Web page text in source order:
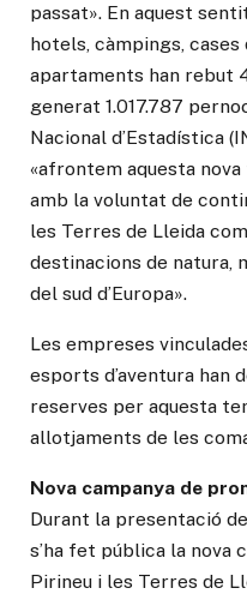
passat». En aquest
hotels, càmpings,
apartaments han rebut
generat 1.017.787
Nacional d’Estadística
«afrontem aquesta
amb la voluntat de
les Terres de Lleida
destinacions de natura,
del sud d’Europa».
Les empreses
esports d’aventura han
reserves per aquesta
allotjaments de les
Nova campanya de
Durant la presentació
s’ha fet pública la nova
Pirineu i les Terres de